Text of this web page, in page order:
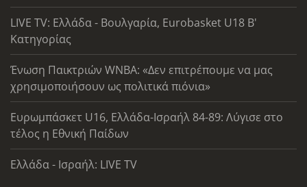
LIVE TV: Ελλάδα - Βουλγαρία, Eurobasket U18 Β'
Κατηγορίας
Ένωση Παικτριών WNBA: «Δεν επιτρέπουμε να μας
χρησιμοποιήσουν ως πολιτικά πιόνια»
Ευρωμπάσκετ U16, Ελλάδα-Ισραήλ 84-89: Λύγισε στο
τέλος η Εθνική Παίδων
Ελλάδα - Ισραήλ: LIVE TV